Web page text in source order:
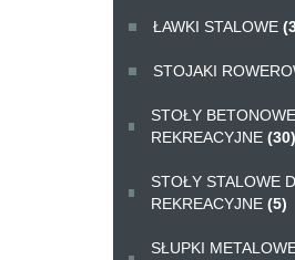
ŁAWKI STALOWE
STOJAKI
STOŁY
REKREACYJNE (30)
STOŁY STALOWE
REKREACYJNE (5)
SŁUPKI